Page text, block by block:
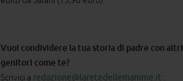
Vuoi condividere la tua storia di padre con altri
genitori come te?
Scrivici a redazione@laretedellemamme.it